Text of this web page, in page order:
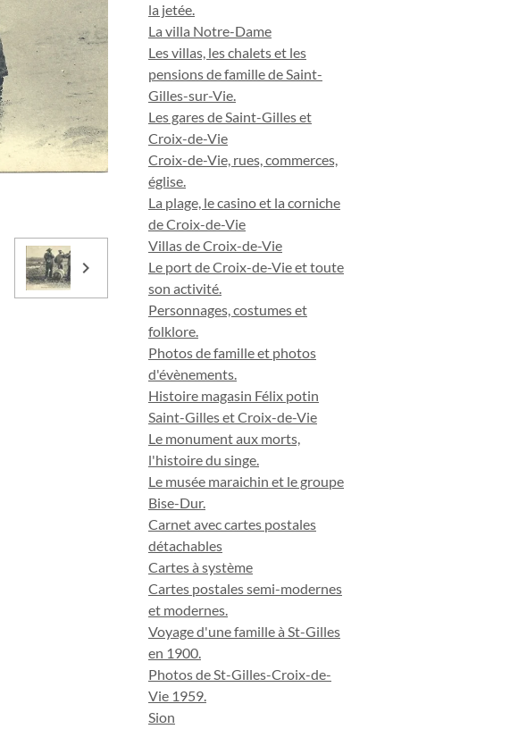
la jetée.
La villa Notre-Dame
Les villas, les chalets et les
pensions de famille de Saint-
Gilles-sur-Vie.
Les gares de Saint-Gilles et
Croix-de-Vie
Croix-de-Vie, rues, commerces,
église.
La plage, le casino et la corniche
de Croix-de-Vie
Villas de Croix-de-Vie
Le port de Croix-de-Vie et toute
son activité.
Personnages, costumes et
folklore.
Photos de famille et photos
d'évènements.
Histoire magasin Félix potin
Saint-Gilles et Croix-de-Vie
Le monument aux morts,
l'histoire du singe.
Le musée maraichin et le groupe
Bise-Dur.
Carnet avec cartes postales
détachables
Cartes à système
Cartes postales semi-modernes
et modernes.
Voyage d'une famille à St-Gilles
en 1900.
Photos de St-Gilles-Croix-de-
Vie 1959.
Sion